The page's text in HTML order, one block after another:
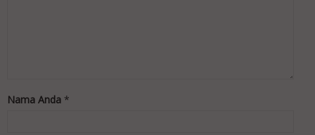
Nama Anda *